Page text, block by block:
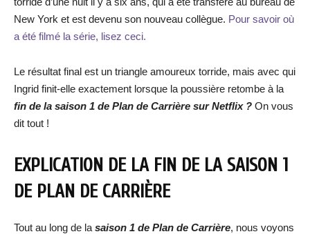
New York et est devenu son nouveau collègue. Pour savoir où
a été filmé la série, lisez ceci.
Le résultat final est un triangle amoureux torride, mais avec qui
Ingrid finit-elle exactement lorsque la poussière retombe à la
fin de la saison 1 de Plan de Carrière sur Netflix ? On vous
dit tout !
EXPLICATION DE LA FIN DE LA SAISON 1
DE PLAN DE CARRIÈRE
Tout au long de la saison 1 de Plan de Carrière, nous voyons